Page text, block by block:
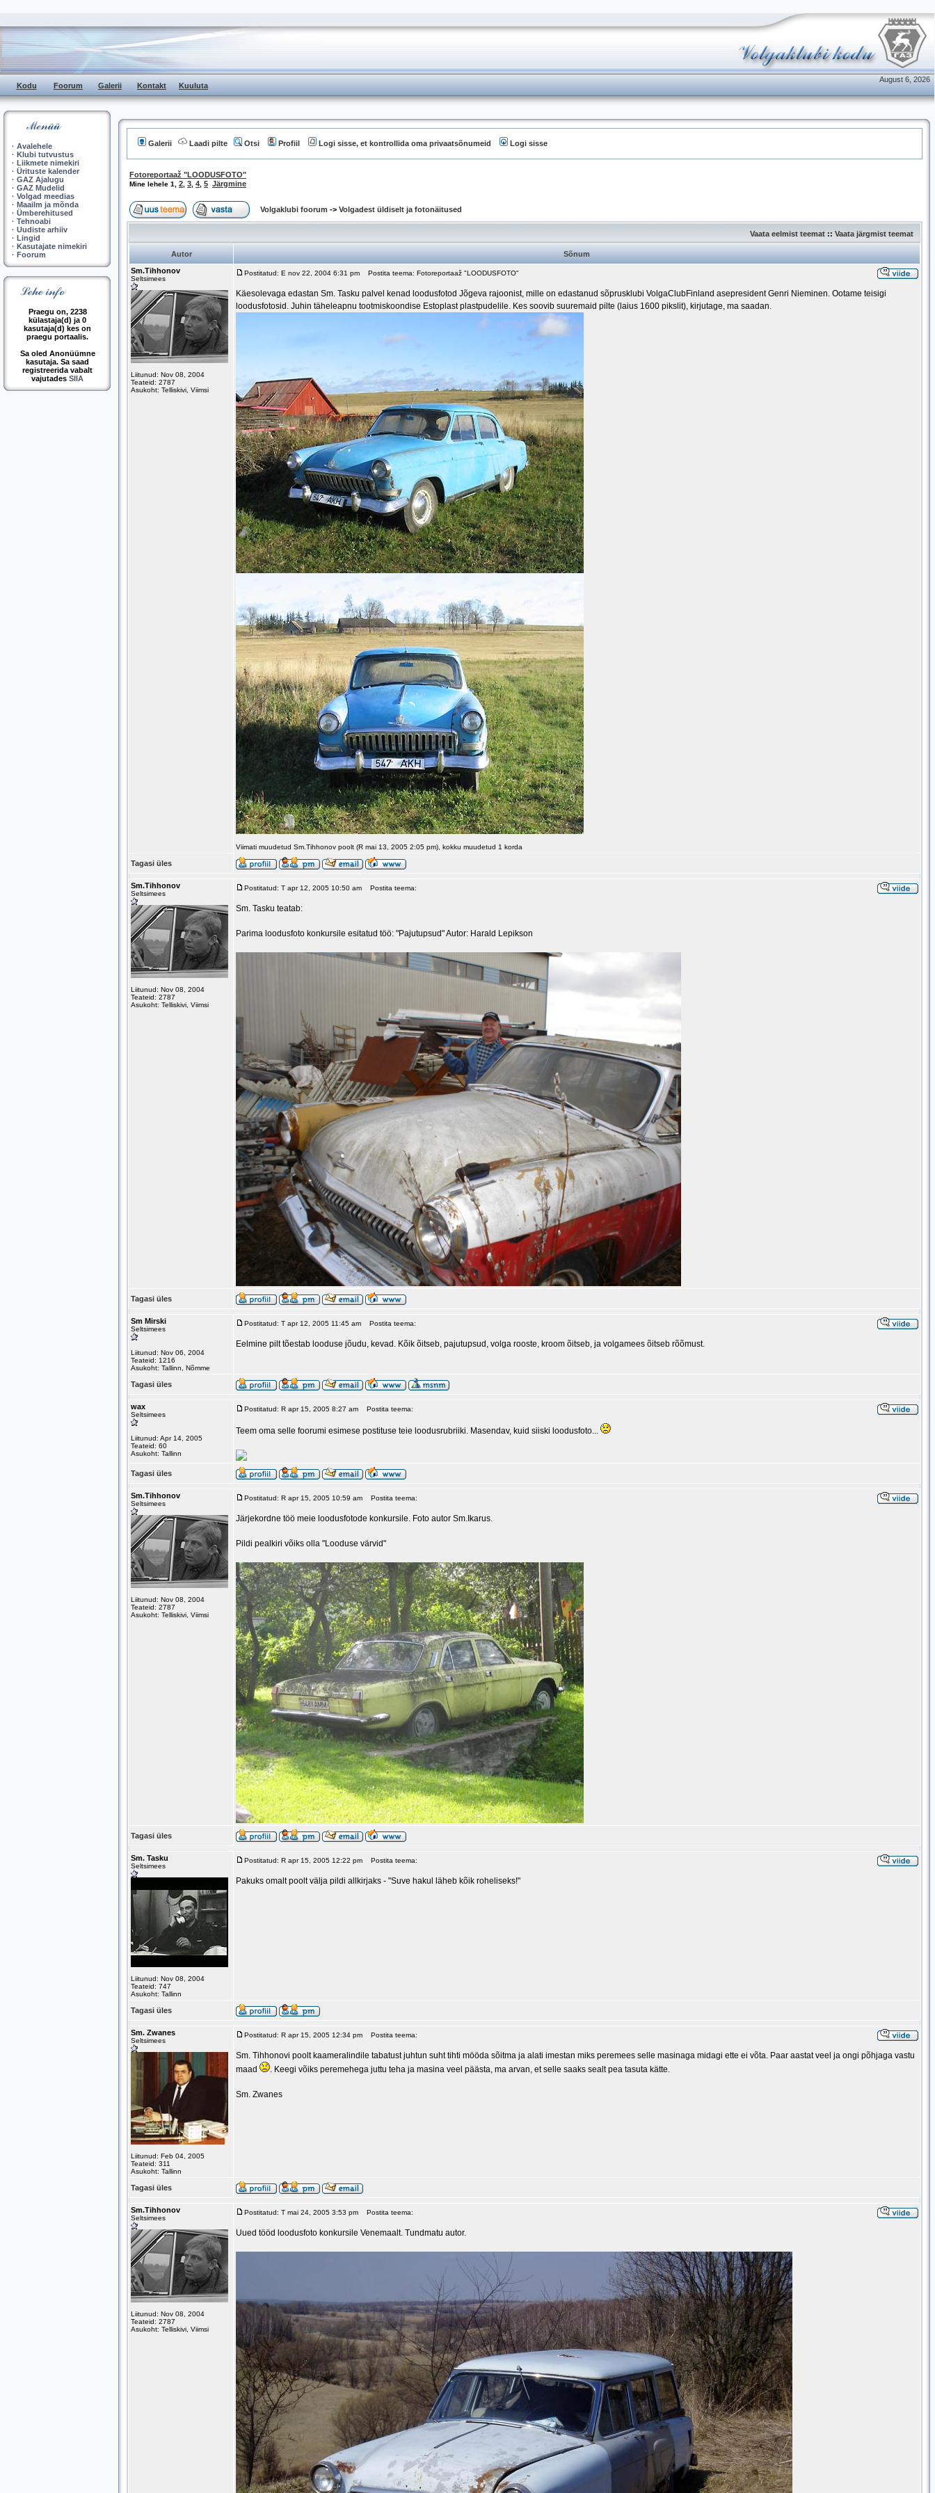
Kodu Foorum Galerii Kontakt Kuuluta
August 6, 2026
· Avalehele
· Klubi tutvustus
· Liikmete nimekiri
· Ürituste kalender
· GAZ Ajalugu
· GAZ Mudelid
· Volgad meedias
· Maailm ja mõnda
· Ümberehitused
· Tehnoabi
· Uudiste arhiiv
· Lingid
· Kasutajate nimekiri
· Foorum
Praegu on, 2238
külastaja(d) ja 0
kasutaja(d) kes on
praegu portaalis.
Sa oled Anonüümne
kasutaja. Sa saad
registreerida vabalt
vajutades SIIA
Galerii Laadi pilte Otsi Profiil Logi sisse, et kontrollida oma privaatsõnumeid Logi sisse
Fotoreportaaž "LOODUSFOTO"
Mine lehele 1 2 3 4 5 Järgmine
Volgaklubi foorum -> Volgadest üldiselt ja fotonäitused
Vaata eelmist teemat :: Vaata järgmist teemat
Autor
Sõnum
Sm.Tihhonov
Seltsimees
Liitunud: Nov 08, 2004
Teateid: 2787
Asukoht: Telliskivi, Viimsi
Postitatud: E nov 22, 2004 6:31 pm Postita teema: Fotoreportaaž "LOODUSFOTO"
Käesolevaga edastan Sm. Tasku palvel kenad loodusfotod Jõgeva rajoonist, mille on edastanud sõprusklubi VolgaClubFinland asepresident Genri Nieminen. Ootame teisigi
loodusfotosid. Juhin täheleapnu tootmiskoondise Estoplast plastpudelile. Kes soovib suuremaid pilte (laius 1600 pikslit), kirjutage, ma saadan.
Viimati muudetud Sm.Tihhonov poolt (R mai 13, 2005 2:05 pm), kokku muudetud 1 korda
Tagasi üles
Sm.Tihhonov
Seltsimees
Liitunud: Nov 08, 2004
Teateid: 2787
Asukoht: Telliskivi, Viimsi
Postitatud: T apr 12, 2005 10:50 am Postita teema:
Sm. Tasku teatab:
Parima loodusfoto konkursile esitatud töö: "Pajutupsud" Autor: Harald Lepikson
Tagasi üles
Sm Mirski
Seltsimees
Liitunud: Nov 06, 2004
Teateid: 1216
Asukoht: Tallinn, Nõmme
Postitatud: T apr 12, 2005 11:45 am Postita teema:
Eelmine pilt tõestab looduse jõudu, kevad. Kõik õitseb, pajutupsud, volga rooste, kroom õitseb, ja volgamees õitseb rõõmust.
Tagasi üles
wax
Seltsimees
Liitunud: Apr 14, 2005
Teateid: 60
Asukoht: Tallinn
Postitatud: R apr 15, 2005 8:27 am Postita teema:
Teem oma selle foorumi esimese postituse teie loodusrubriiki. Masendav, kuid siiski loodusfoto...
Tagasi üles
Sm.Tihhonov
Seltsimees
Liitunud: Nov 08, 2004
Teateid: 2787
Asukoht: Telliskivi, Viimsi
Postitatud: R apr 15, 2005 10:59 am Postita teema:
Järjekordne töö meie loodusfotode konkursile. Foto autor Sm.Ikarus.
Pildi pealkiri võiks olla "Looduse värvid"
Tagasi üles
Sm. Tasku
Seltsimees
Liitunud: Nov 08, 2004
Teateid: 747
Asukoht: Tallinn
Postitatud: R apr 15, 2005 12:22 pm Postita teema:
Pakuks omalt poolt välja pildi allkirjaks - "Suve hakul läheb kõik roheliseks!"
Tagasi üles
Sm. Zwanes
Seltsimees
Liitunud: Feb 04, 2005
Teateid: 311
Asukoht: Tallinn
Postitatud: R apr 15, 2005 12:34 pm Postita teema:
Sm. Tihhonovi poolt kaameralindile tabatust juhtun suht tihti mööda sõitma ja alati imestan miks peremees selle masinaga midagi ette ei võta. Paar aastat veel ja ongi põhjaga vastu
maad
. Keegi võiks peremehega juttu teha ja masina veel päästa, ma arvan, et selle saaks sealt pea tasuta kätte.
Sm. Zwanes
Tagasi üles
Sm.Tihhonov
Seltsimees
Liitunud: Nov 08, 2004
Teateid: 2787
Asukoht: Telliskivi, Viimsi
Postitatud: T mai 24, 2005 3:53 pm Postita teema:
Uued tööd loodusfoto konkursile Venemaalt. Tundmatu autor.